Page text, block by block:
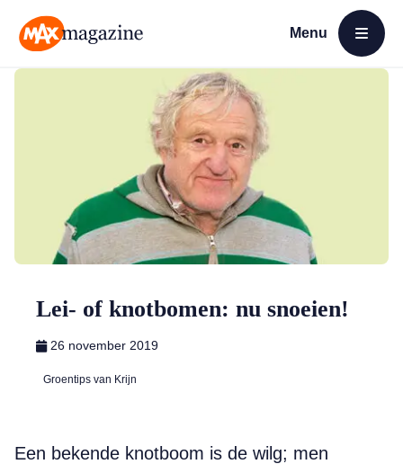
Menu
Open menu
Lei- of knotbomen: nu snoeien!
26 november 2019
Groentips van Krijn
Een bekende knotboom is de wilg; men